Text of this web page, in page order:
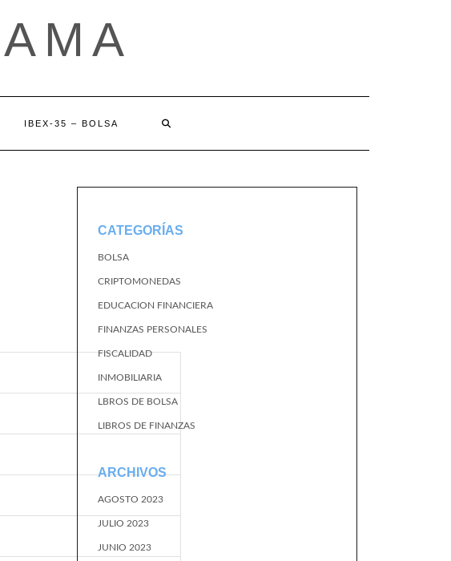
IBEX-35 – BOLSA
CATEGORÍAS
BOLSA
CRIPTOMONEDAS
EDUCACION FINANCIERA
FINANZAS PERSONALES
FISCALIDAD
INMOBILIARIA
LBROS DE BOLSA
LIBROS DE FINANZAS
ARCHIVOS
AGOSTO 2023
JULIO 2023
JUNIO 2023